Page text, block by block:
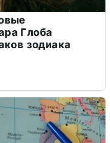
Глоба
зодиака